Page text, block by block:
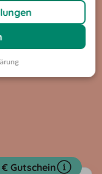
Tipps
€ Gutschein